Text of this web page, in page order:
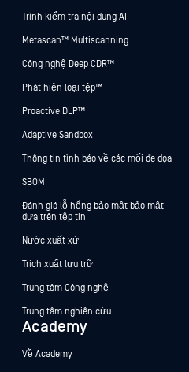
Trình kiểm tra nội dung AI
Metascan™ Multiscanning
Công nghệ Deep CDR™
Phát hiện loại tệp™
Proactive DLP™
Adaptive Sandbox
Thông tin tình báo về các mối đe dọa
SBOM
Đánh giá lỗ hổng bảo mật bảo mật
dựa trên tệp tin
Nước xuất xứ
Trích xuất lưu trữ
Trung tâm Công nghệ
Trung tâm nghiên cứu
Academy
Về Academy